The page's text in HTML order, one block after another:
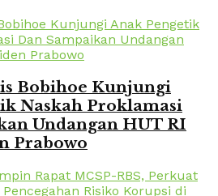
Bobihoe Kunjungi
Naskah Proklamasi
Undangan HUT RI
Prabowo